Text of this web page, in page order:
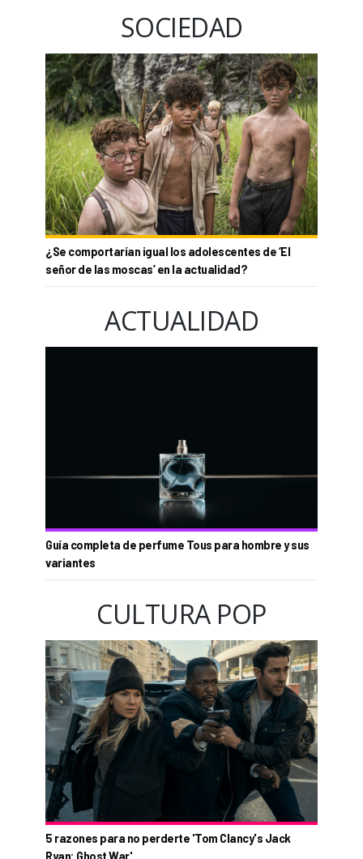
SOCIEDAD
¿Se comportarían igual los adolescentes de ‘El
señor de las moscas’ en la actualidad?
ACTUALIDAD
Guía completa de perfume Tous para hombre y sus
variantes
CULTURA POP
5 razones para no perderte 'Tom Clancy's Jack
Ryan: Ghost War'